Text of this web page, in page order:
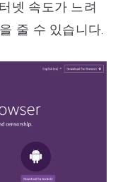
넷 속도가 느려
줄 수 있습니다.